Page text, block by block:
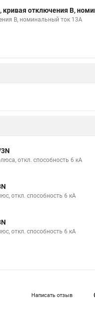
отключения B,
B, номинальный ток 13А
откл. способность 6 кА
откл. способность 6 кА
откл. способность 6 кА
Написать отзыв